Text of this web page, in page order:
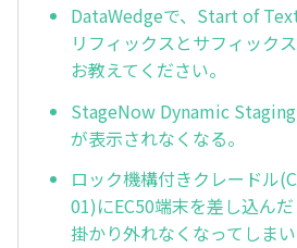
DataWedgeで、Start of
リフィックスとサフィック
お教えてください。
StageNow Dynamic
が表示されなくなる。
ロック機構付きクレードル
01)にEC50端末を差し込ん
掛かり外れなくなってしま